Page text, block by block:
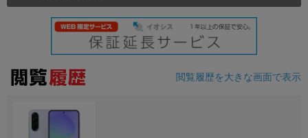
閲覧履歴を大きな画面で表示